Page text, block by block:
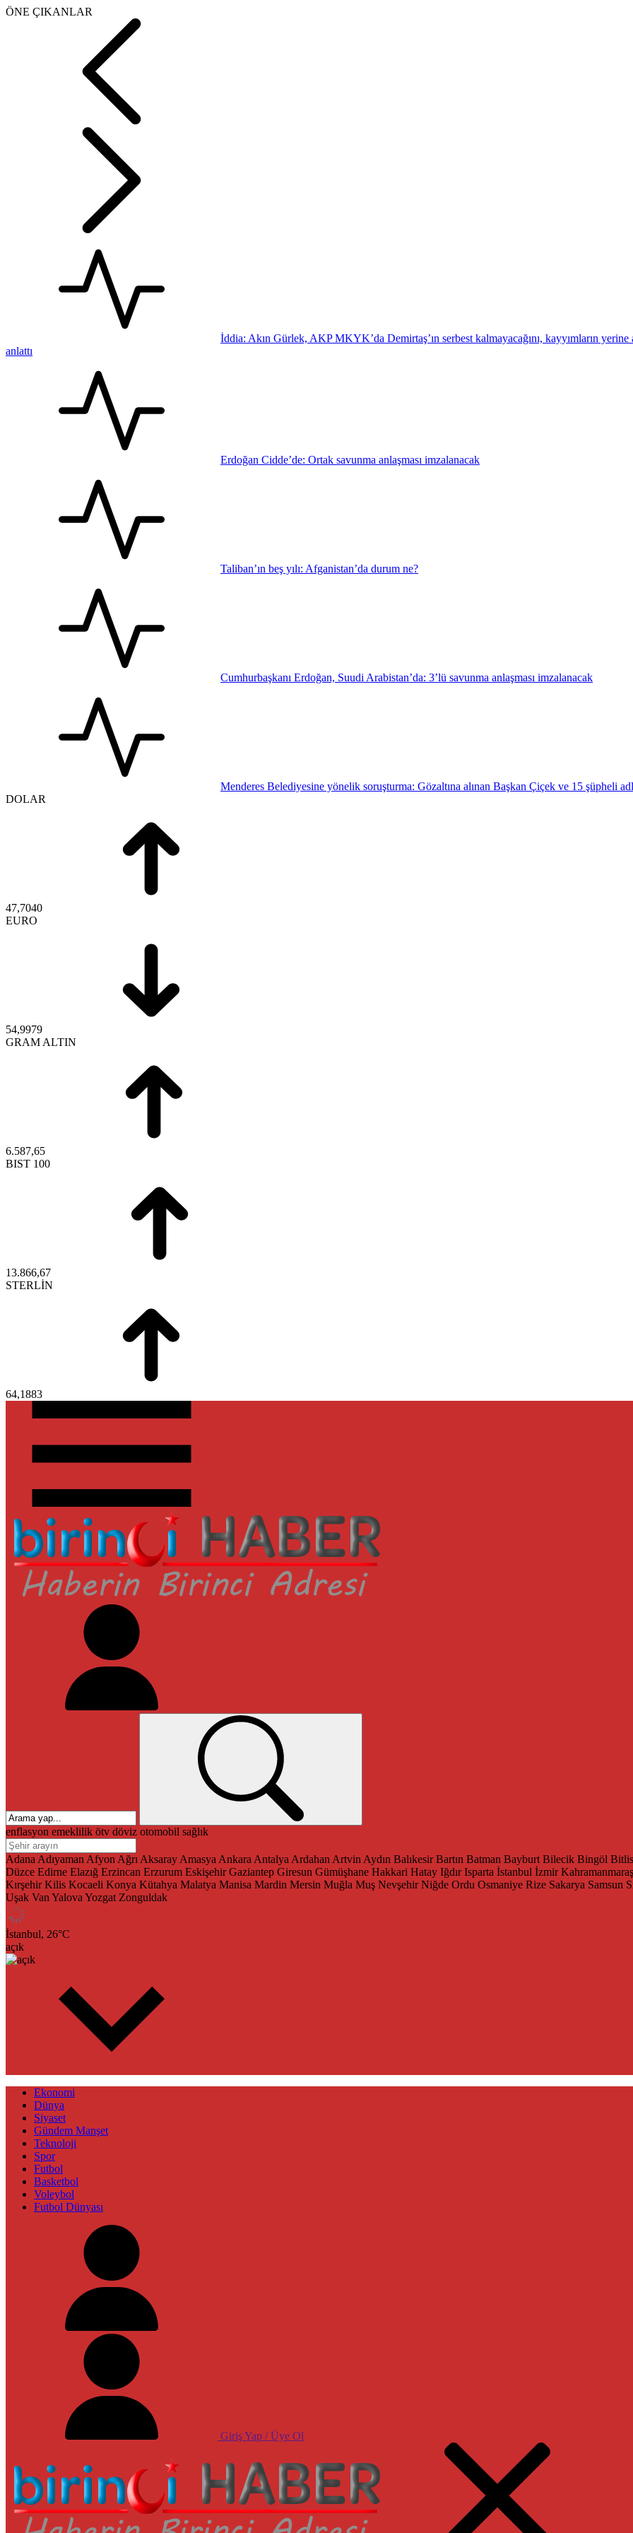
ÖNE ÇIKANLAR
İddia: Akın Gürlek, AKP MKYK’da Demirtaş’ın serbest kalmayacağını, kayyımların
anlattı
Erdoğan Cidde’de: Ortak savunma anlaşması imzalanacak
Taliban’ın beş yılı: Afganistan’da durum ne?
Cumhurbaşkanı Erdoğan, Suudi Arabistan’da: 3’lü savunma anlaşması imzalanacak
Menderes Belediyesine yönelik soruşturma: Gözaltına alınan Başkan Çiçek ve 15 şüpheli
DOLAR
47,7040
EURO
54,9979
GRAM ALTIN
6.587,65
BIST 100
13.866,67
STERLİN
64,1883
enflasyon emeklilik ötv döviz otomobil sağlık
Adana Adıyaman Afyon Ağrı Aksaray Amasya Ankara Antalya Ardahan Artvin Aydın Balıkesir Bartın Batman Bayburt Bilecik Bingöl Bitlis
Düzce Edirne Elazığ Erzincan Erzurum Eskişehir Gaziantep Giresun Gümüşhane Hakkari Hatay Iğdır Isparta İstanbul İzmir Kahramanmaraş
Kırşehir Kilis Kocaeli Konya Kütahya Malatya Manisa Mardin Mersin Muğla Muş Nevşehir Niğde Ordu Osmaniye Rize Sakarya Samsun
Uşak Van Yalova Yozgat Zonguldak
İstanbul, 26°C
açık
Ekonomi
Dünya
Siyaset
Gündem Manşet
Teknoloji
Spor
Futbol
Basketbol
Voleybol
Futbol Dünyası
Giriş Yap / Üye Ol